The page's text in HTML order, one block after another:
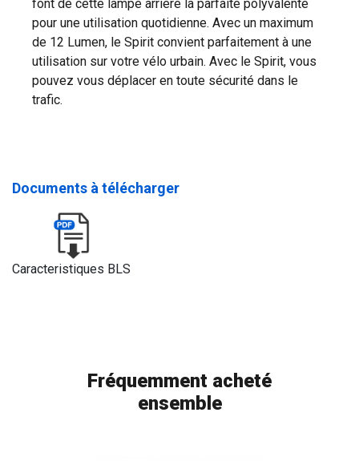
font de cette lampe arrière la parfaite polyvalente
pour une utilisation quotidienne. Avec un maximum
de 12 Lumen, le Spirit convient parfaitement à une
utilisation sur votre vélo urbain. Avec le Spirit, vous
pouvez vous déplacer en toute sécurité dans le
trafic.
Documents à télécharger
Caracteristiques BLS
Fréquemment acheté
ensemble